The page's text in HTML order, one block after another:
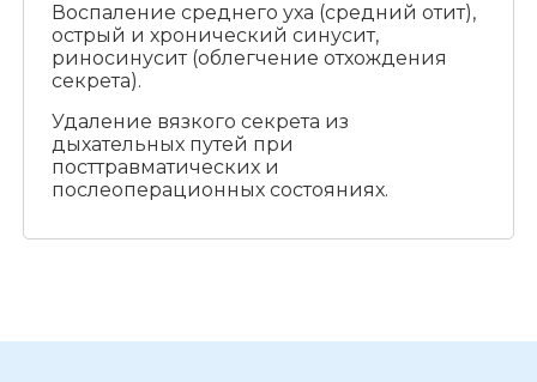
Воспаление среднего уха (средний отит),
острый и хронический синусит,
риносинусит (облегчение отхождения
секрета).
Удаление вязкого секрета из
дыхательных путей при
посттравматических и
послеоперационных состояниях.